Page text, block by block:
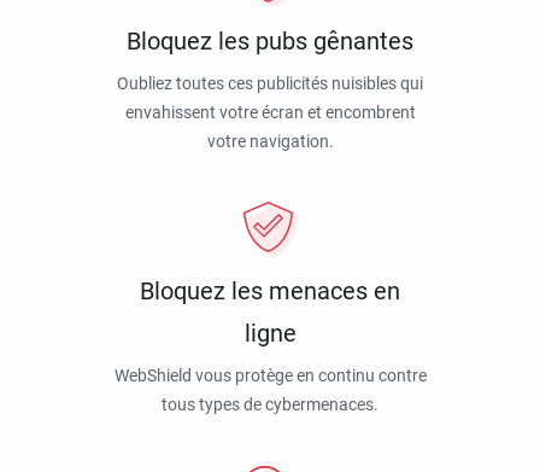
Bloquez les pubs gênantes
Oubliez toutes ces publicités nuisibles qui
envahissent votre écran et encombrent
votre navigation.
Bloquez les menaces en
ligne
WebShield vous protège en continu contre
tous types de cybermenaces.